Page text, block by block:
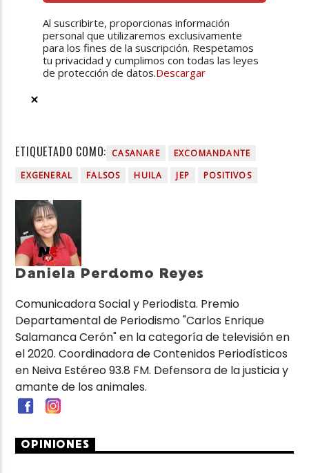
Al suscribirte, proporcionas información
personal que utilizaremos exclusivamente
para los fines de la suscripción. Respetamos
tu privacidad y cumplimos con todas las leyes
de protección de datos.Descargar
ETIQUETADO COMO: CASANARE
EXCOMANDANTE
EXGENERAL
FALSOS HUILA JEP POSITIVOS
Daniela Perdomo Reyes
Comunicadora Social y Periodista. Premio
Departamental de Periodismo "Carlos Enrique
Salamanca Cerón" en la categoría de televisión en
el 2020. Coordinadora de Contenidos Periodísticos
en Neiva Estéreo 93.8 FM. Defensora de la justicia y
amante de los animales.
OPINIONES